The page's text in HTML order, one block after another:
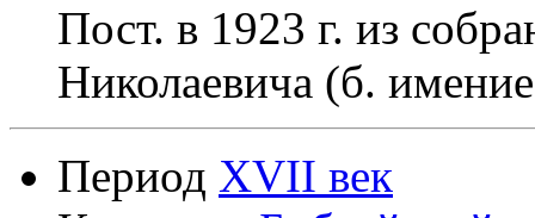
Пост. в 1923 г. из
Николаевича (б.
Период XVII век